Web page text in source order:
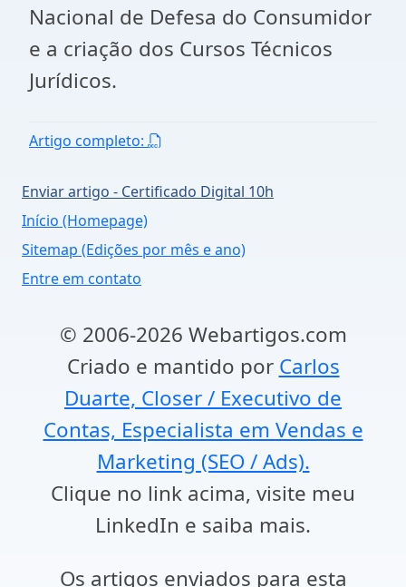
Nacional de Defesa do Consumidor
e a criação dos Cursos Técnicos
Jurídicos.
Artigo completo:
Enviar artigo - Certificado Digital 10h
Início (Homepage)
Sitemap (Edições por mês e ano)
Entre em contato
© 2006-2026 Webartigos.com
Criado e mantido por Carlos
Duarte, Closer / Executivo de
Contas, Especialista em Vendas e
Marketing (SEO / Ads).
Clique no link acima, visite meu
LinkedIn e saiba mais.
Os artigos enviados para esta